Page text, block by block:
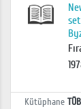
Kütüphane